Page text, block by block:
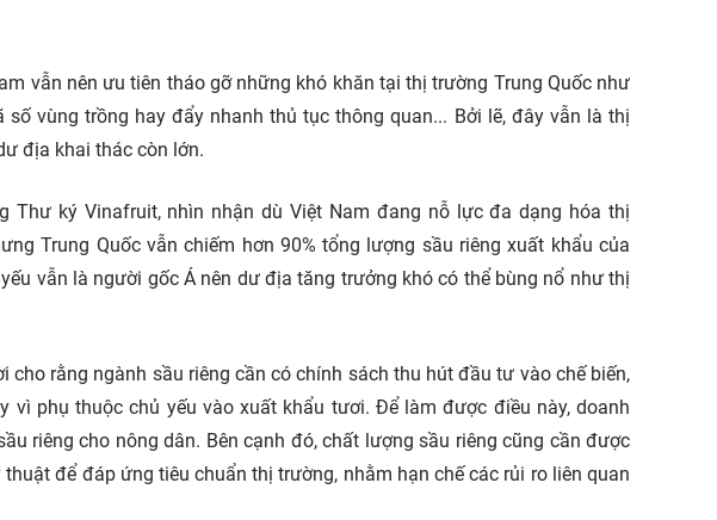
vẫn nên ưu tiên tháo gỡ những khó khăn tại thị trường Trung Quốc như
vùng trồng hay đẩy nhanh thủ tục thông quan... Bởi lẽ, đây vẫn là thị
địa khai thác còn lớn.
Thư ký Vinafruit, nhìn nhận dù Việt Nam đang nỗ lực đa dạng hóa thị
Trung Quốc vẫn chiếm hơn 90% tổng lượng sầu riêng xuất khẩu của
vẫn là người gốc Á nên dư địa tăng trưởng khó có thể bùng nổ như thị
rằng ngành sầu riêng cần có chính sách thu hút đầu tư vào chế biến,
vì phụ thuộc chủ yếu vào xuất khẩu tươi. Để làm được điều này, doanh
riêng cho nông dân. Bên cạnh đó, chất lượng sầu riêng cũng cần được
để đáp ứng tiêu chuẩn thị trường, nhằm hạn chế các rủi ro liên quan